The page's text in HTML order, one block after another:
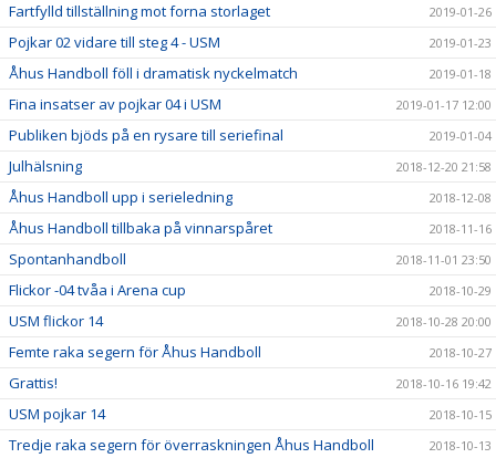
Fartfylld tillställning mot forna storlaget 2019-01-26
Pojkar 02 vidare till steg 4 - USM 2019-01-23
Åhus Handboll föll i dramatisk nyckelmatch 2019-01-18
Fina insatser av pojkar 04 i USM 2019-01-17 12:00
Publiken bjöds på en rysare till seriefinal 2019-01-04
Julhälsning 2018-12-20 21:58
Åhus Handboll upp i serieledning 2018-12-08
Åhus Handboll tillbaka på vinnarspåret 2018-11-16
Spontanhandboll 2018-11-01 23:50
Flickor -04 tvåa i Arena cup 2018-10-29
USM flickor 14 2018-10-28 20:00
Femte raka segern för Åhus Handboll 2018-10-27
Grattis! 2018-10-16 19:42
USM pojkar 14 2018-10-15
Tredje raka segern för överraskningen Åhus Handboll 2018-10-13